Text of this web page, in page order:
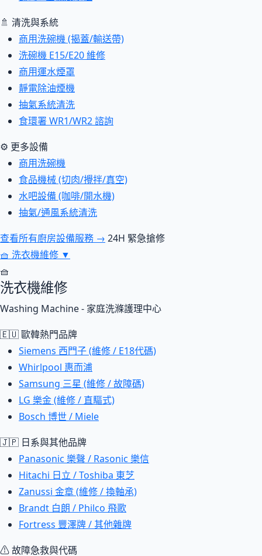
🚿 清洗與系統
商用洗碗機 (揭蓋/輸送帶)
洗碗機 E15/E20 維修
商用運水煙罩
靜電除油煙機
抽氣系統清洗
食環署 WR1/WR2 諮詢
⚙ 更多設備
商用洗碗機
食品機械 (切肉/攪拌/真空)
水吧設備 (咖啡/開水機)
抽氣/通風系統清洗
查看所有廚房設備服務 → 24H 緊急搶修
🧺 洗衣機維修 ▼
🧺
洗衣機維修
Washing Machine - 家庭洗滌護理中心
🇪🇺 歐韓熱門品牌
Siemens 西門子 (維修 / E18代碼)
Whirlpool 惠而浦
Samsung 三星 (維修 / 故障碼)
LG 樂金 (維修 / 直驅式)
Bosch 博世 / Miele
🇯🇵 日系與其他品牌
Panasonic 樂聲 / Rasonic 樂信
Hitachi 日立 / Toshiba 東芝
Zanussi 金章 (維修 / 換軸承)
Brandt 白朗 / Philco 飛歌
Fortress 豐澤牌 / 其他雜牌
⚠ 故障急救與代碼